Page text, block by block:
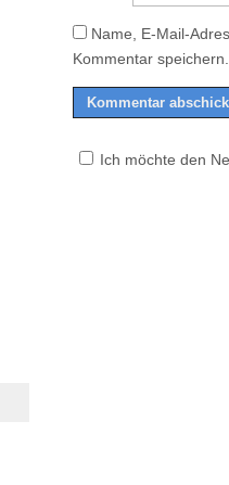
Name, E-Mail-
Kommentar speichern.
Ich möchte den